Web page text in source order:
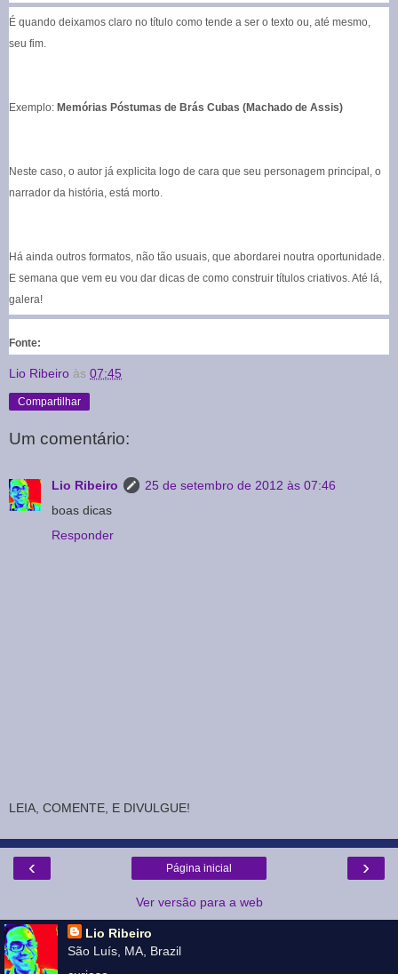
É quando deixamos claro no título como tende a ser o texto ou, até mesmo,
seu fim.
Exemplo: Memórias Póstumas de Brás Cubas (Machado de Assis)
Neste caso, o autor já explicita logo de cara que seu personagem principal, o
narrador da história, está morto.
Há ainda outros formatos, não tão usuais, que abordarei noutra oportunidade.
E semana que vem eu vou dar dicas de como construir títulos criativos. Até lá,
galera!
Fonte:
Lio Ribeiro às 07:45
Compartilhar
Um comentário:
Lio Ribeiro
25 de setembro de 2012 às 07:46
boas dicas
Responder
LEIA, COMENTE, E DIVULGUE!
‹ ›
Página inicial
Ver versão para a web
Lio Ribeiro
São Luís, MA, Brazil